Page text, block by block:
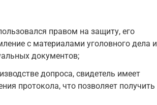
правом на защиту, его
с материалами уголовного дела и
документов;
допроса, свидетель имеет
протокола, что позволяет получить